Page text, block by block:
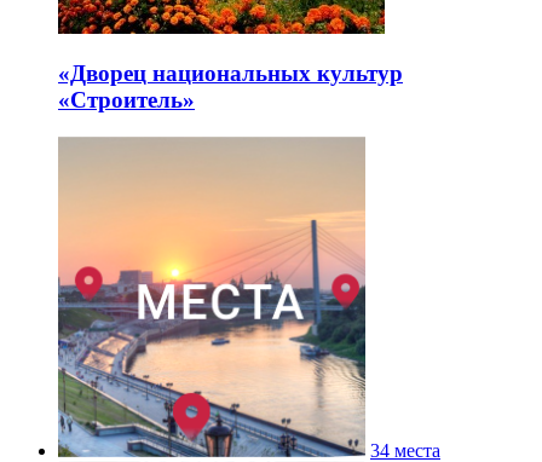
«Дворец национальных культур
«Строитель»
34 места